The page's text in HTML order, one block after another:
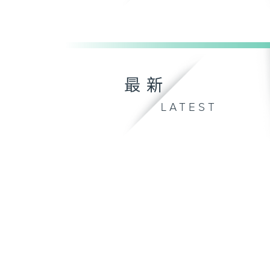
最新
LATEST